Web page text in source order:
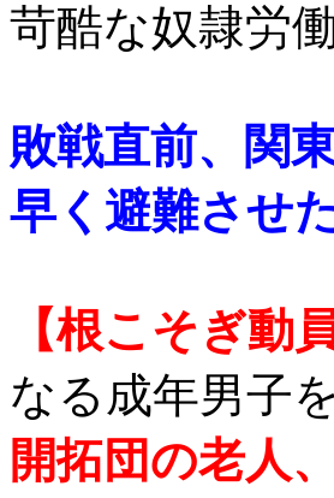
苛酷な奴隷労
敗戦直前、関
早く避難させた
【根こそぎ動員
なる成年男子
開拓団の老人